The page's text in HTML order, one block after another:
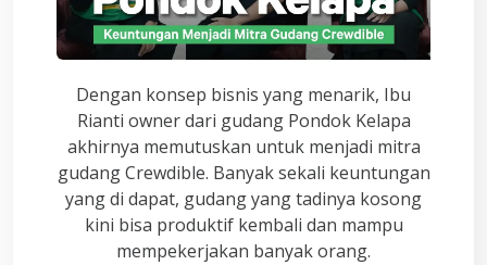
Dengan konsep bisnis yang menarik, Ibu
Rianti owner dari gudang Pondok Kelapa
akhirnya memutuskan untuk menjadi mitra
gudang Crewdible. Banyak sekali keuntungan
yang di dapat, gudang yang tadinya kosong
kini bisa produktif kembali dan mampu
mempekerjakan banyak orang.